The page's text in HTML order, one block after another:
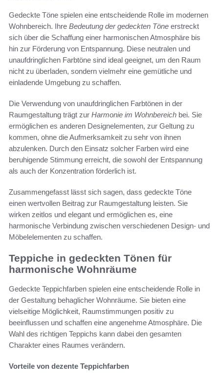
Gedeckte Töne spielen eine entscheidende Rolle im modernen
Wohnbereich. Ihre Bedeutung der gedeckten Töne erstreckt
sich über die Schaffung einer harmonischen Atmosphäre bis
hin zur Förderung von Entspannung. Diese neutralen und
unaufdringlichen Farbtöne sind ideal geeignet, um den Raum
nicht zu überladen, sondern vielmehr eine gemütliche und
einladende Umgebung zu schaffen.
Die Verwendung von unaufdringlichen Farbtönen in der
Raumgestaltung trägt zur Harmonie im Wohnbereich bei. Sie
ermöglichen es anderen Designelementen, zur Geltung zu
kommen, ohne die Aufmerksamkeit zu sehr von ihnen
abzulenken. Durch den Einsatz solcher Farben wird eine
beruhigende Stimmung erreicht, die sowohl der Entspannung
als auch der Konzentration förderlich ist.
Zusammengefasst lässt sich sagen, dass gedeckte Töne
einen wertvollen Beitrag zur Raumgestaltung leisten. Sie
wirken zeitlos und elegant und ermöglichen es, eine
harmonische Verbindung zwischen verschiedenen Design- und
Möbelelementen zu schaffen.
Teppiche in gedeckten Tönen für
harmonische Wohnräume
Gedeckte Teppichfarben spielen eine entscheidende Rolle in
der Gestaltung behaglicher Wohnräume. Sie bieten eine
vielseitige Möglichkeit, Raumstimmungen positiv zu
beeinflussen und schaffen eine angenehme Atmosphäre. Die
Wahl des richtigen Teppichs kann dabei den gesamten
Charakter eines Raumes verändern.
Vorteile von dezente Teppichfarben